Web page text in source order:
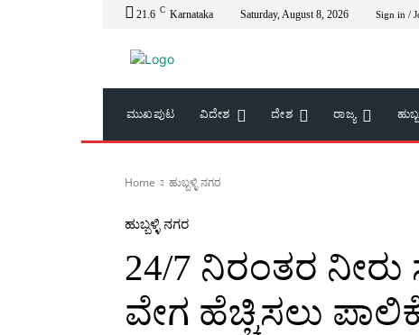
21.6 C Karnataka Saturday, August 8, 2026 Sign in /
ಮುಖಪುಟ ವಿದೇಶ ದೇಶ ರಾಜ್ಯ
Home ಹುಬ್ಬಳ್ಳಿ ನಗರ
ಹುಬ್ಬಳ್ಳಿ ನಗರ
24/7 ನಿರಂತರ
ವೇಗ ಹೆಚ್ಚಿಸಲು